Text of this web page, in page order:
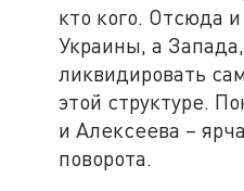
кто кого. Отсюда
Украины, а
ликвидировать
этой структуре.
и Алексеева –
поворота.